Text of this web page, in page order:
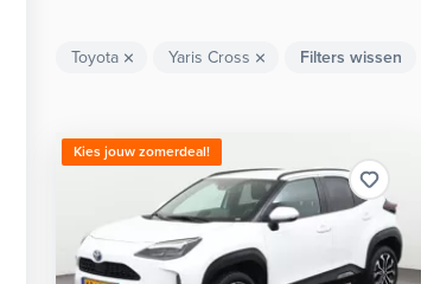
Toyota Yaris Cross Filters wissen
Kies jouw zomerdeal!